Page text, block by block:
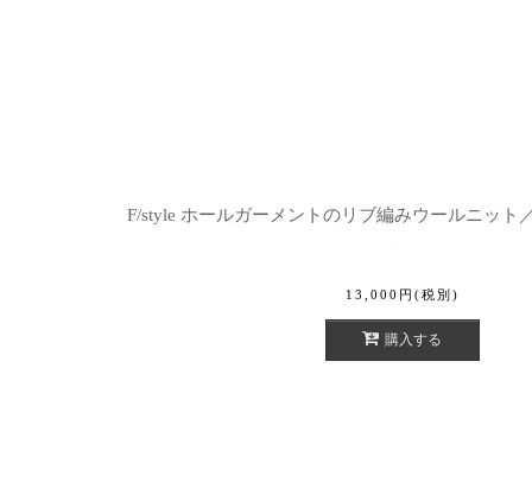
F/style ホールガーメントのリブ編みウールニット
13,000 円 (税別)
購入する